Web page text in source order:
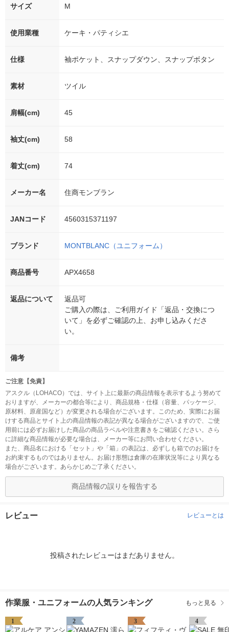
サイズ M
使用業種 ケーキ・パティシエ
仕様 袖ポケット、スナップダウン、スナップボタン
素材 ツイル
肩幅(cm) 45
袖丈(cm) 58
着丈(cm) 74
メーカー名 住商モンブラン
JANコード 4560315371197
ブランド MONTBLANC（ユニフォーム）
商品番号 APX4658
返品について
返品可
ご購入の際は、ご利用ガイド「返品・交換につ
いて」を必ずご確認の上、お申し込みくださ
い。
備考
ご注意【免責】
アスクル（LOHACO）では、サイト上に最新の商品情報を表示するよう努めて
おりますが、メーカーの都合等により、商品規格・仕様（容量、パッケージ、
原材料、原産国など）が変更される場合がございます。このため、実際にお届
けする商品とサイト上の商品情報の表記が異なる場合がございますので、ご使
用前には必ずお届けした商品の商品ラベルや注意書きをご確認ください。さら
に詳細な商品情報が必要な場合は、メーカー等にお問い合わせください。
また、商品名における「セット」や「箱」の表記は、必ずしも箱でのお届けを
お約束するものではありません。お届け形態は倉庫の在庫状況等により異なる
場合がございます。あらかじめご了承ください。
商品情報の誤りを報告する
レビュー レビューとは
投稿されたレビューはまだありません。
作業服・ユニフォームの人気ランキング もっと見る
1 2 3 4